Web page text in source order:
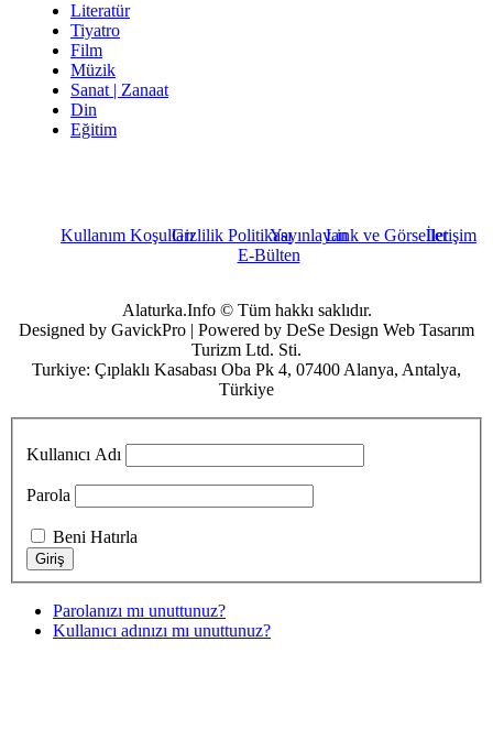
Literatür
Tiyatro
Film
Müzik
Sanat | Zanaat
Din
Eğitim
Kullanım KoşullarıGizlilik PolitikasıYayınlayanLink ve Görsellerİletişim
E-Bülten
Alaturka.Info © Tüm hakkı saklıdır.
Designed by GavickPro | Powered by DeSe Design Web Tasarım
Turizm Ltd. Sti.
Turkiye: Çıplaklı Kasabası Oba Pk 4, 07400 Alanya, Antalya,
Türkiye
Kullanıcı Adı
Parola
Beni Hatırla
Parolanızı mı unuttunuz?
Kullanıcı adınızı mı unuttunuz?